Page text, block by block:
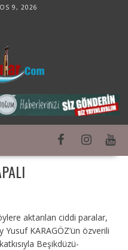
9, 2026
aktarılan ciddi paralar,
KARAGÖZ’ün özverili
Beşikdüzü-